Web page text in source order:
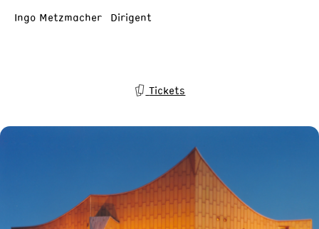
Ingo Metzmacher Dirigent
Tickets